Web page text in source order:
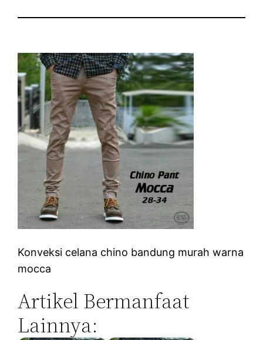
Konveksi celana chino bandung murah warna
mocca
Artikel Bermanfaat
Lainnya: